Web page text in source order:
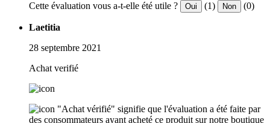
Cette évaluation vous a-t-elle été utile ? Oui (1) Non (0)
Laetitia
28 septembre 2021
Achat verifié
"Achat vérifié" signifie que l'évaluation a été faite par
des consommateurs ayant acheté ce produit sur notre boutique